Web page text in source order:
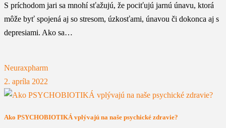
S príchodom jari sa mnohí sťažujú, že pociťujú jarnú únavu, ktorá
môže byť spojená aj so stresom, úzkosťami, únavou či dokonca aj s
depresiami. Ako sa…
Neuraxpharm
2. apríla 2022
Ako PSYCHOBIOTIKÁ vplývajú na naše psychické zdravie?